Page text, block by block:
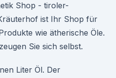
Shop - tiroler-
ist Ihr Shop für
wie ätherische Öle.
Sie sich selbst.
Liter Öl. Der